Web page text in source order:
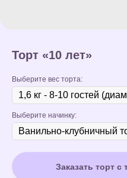
Торт «10 лет»
Выберите вес торта:
Выберите начинку:
Заказать торт